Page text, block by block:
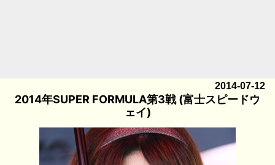
2014-07-12
2014年SUPER FORMULA第3戦 (富士スピードウ
ェイ)